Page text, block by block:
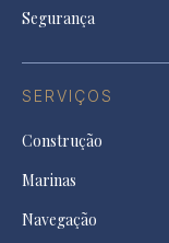
Segurança
SERVIÇOS
Construção
Marinas
Navegação